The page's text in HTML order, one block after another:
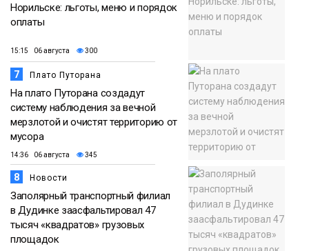
Норильске: льготы, меню и порядок
оплаты
15:15 06 августа 300
7 Плато Путорана
На плато Путорана создадут
систему наблюдения за вечной
мерзлотой и очистят территорию от
мусора
14:36 06 августа 345
8 Новости
Заполярный транспортный филиал
в Дудинке заасфальтировал 47
тысяч «квадратов» грузовых
площадок